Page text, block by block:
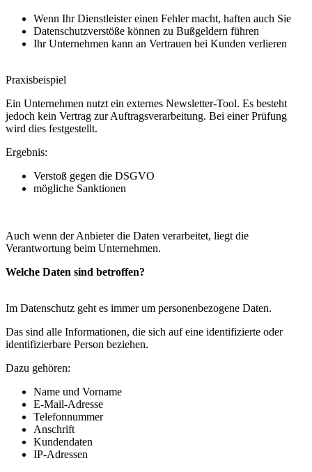
Wenn Ihr Dienstleister einen Fehler macht, haften auch Sie
Datenschutzverstöße können zu Bußgeldern führen
Ihr Unternehmen kann an Vertrauen bei Kunden verlieren
Praxisbeispiel
Ein Unternehmen nutzt ein externes Newsletter-Tool. Es besteht
jedoch kein Vertrag zur Auftragsverarbeitung. Bei einer Prüfung
wird dies festgestellt.
Ergebnis:
Verstoß gegen die DSGVO
mögliche Sanktionen
Auch wenn der Anbieter die Daten verarbeitet, liegt die
Verantwortung beim Unternehmen.
Welche Daten sind betroffen?
Im Datenschutz geht es immer um personenbezogene Daten.
Das sind alle Informationen, die sich auf eine identifizierte oder
identifizierbare Person beziehen.
Dazu gehören:
Name und Vorname
E-Mail-Adresse
Telefonnummer
Anschrift
Kundendaten
IP-Adressen